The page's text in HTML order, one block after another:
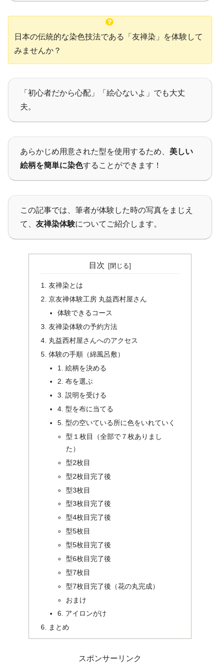
日本の伝統的な染色技法である「友禅染」を体験して
みませんか？
「初心者だから心配」「絵心ないよ」でも大丈
夫。
あらかじめ用意された型を使用するため、 美しい
絵柄を簡単に染色することができます！
この記事では、筆者が体験した時の写真をまじえ
て、 友禅染体験についてご紹介します。
目次
友禅染とは
京友禅体験工房 丸益西村屋さん
体験できるコース
友禅染体験の予約方法
丸益西村屋さんへのアクセス
体験の手順（綿風呂敷）
1. 絵柄を決める
2. 布を選ぶ
3. 説明を受ける
4. 型を布に当てる
5. 型の空いている所に色をいれていく
型１枚目（全部で７枚ありまし
た）
型2枚目
型2枚目完了後
型3枚目
型3枚目完了後
型4枚目完了後
型5枚目
型5枚目完了後
型6枚目完了後
型7枚目
型7枚目完了後（花の丸完成）
おまけ
6. アイロンがけ
まとめ
スポンサーリンク